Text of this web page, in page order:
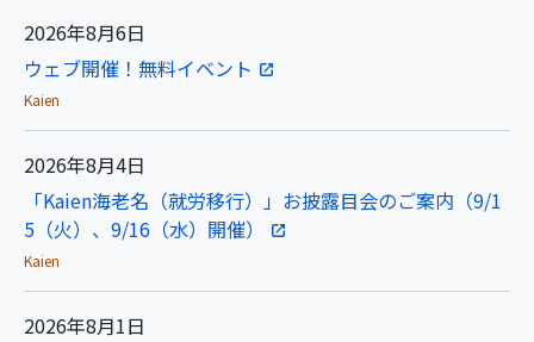
2026年8月6日
ウェブ開催！無料イベント
Kaien
2026年8月4日
「Kaien海老名（就労移行）」お披露目会のご案内（9/1
5（火）、9/16（水）開催）
Kaien
2026年8月1日